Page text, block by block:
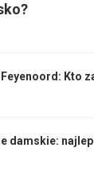
Feyenoord: Kto
damskie: